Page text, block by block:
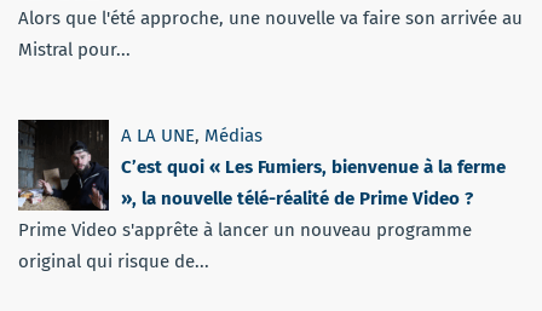
Alors que l'été approche, une nouvelle va faire son arrivée au
Mistral pour...
A LA UNE, Médias
C’est quoi « Les Fumiers, bienvenue à la ferme
», la nouvelle télé-réalité de Prime Video ?
Prime Video s'apprête à lancer un nouveau programme
original qui risque de...